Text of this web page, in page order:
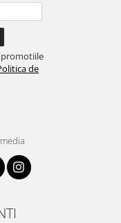
promotiile
de